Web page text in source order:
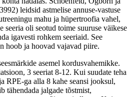
leidsid astmelise annuse-vastuse
mahu ja hüpertroofia vahel,
seeria oli seotud toime suuruse väikese
igavesti rohkem seeriaid. See
hoob ja hoovad vajavad piire.
asemel kordusvahemikke.
3 seeriat 8-12. Kui suudate teha
RPE-ga alla 8 kahe seansi jooksul,
tähendada jalgade tõstmist,